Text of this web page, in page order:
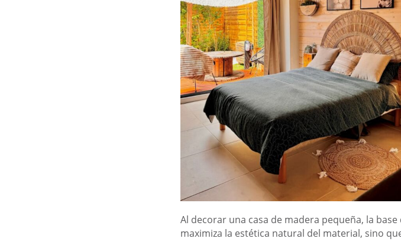
Al decorar una casa de madera pequeña, la
maximiza la estética natural del material, sino